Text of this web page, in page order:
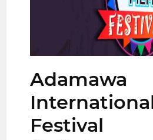
Adamawa
Festival